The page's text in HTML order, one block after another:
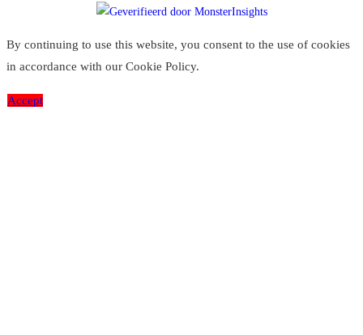
By continuing to use this website, you consent to the use of cookies
in accordance with our Cookie Policy.
Accept